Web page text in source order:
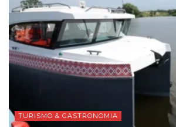
TURISMO & GASTRONOMIA